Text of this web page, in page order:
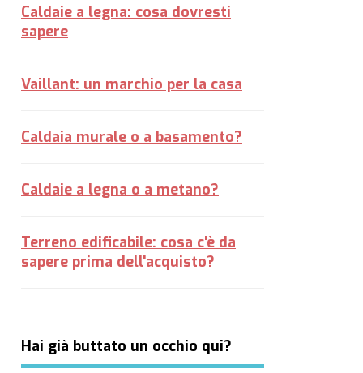
Caldaie a legna: cosa dovresti
sapere
Vaillant: un marchio per la casa
Caldaia murale o a basamento?
Caldaie a legna o a metano?
Terreno edificabile: cosa c'è da
sapere prima dell'acquisto?
Hai già buttato un occhio qui?